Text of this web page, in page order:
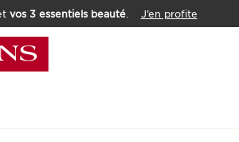
vos 3 essentiels beauté.
J’en profite